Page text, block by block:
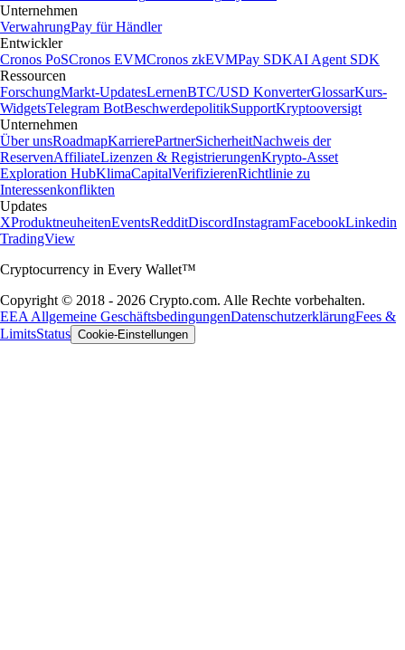
Unternehmen
VerwahrungPay für Händler
Entwickler
Cronos PoSCronos EVMCronos zkEVMPay SDKAI Agent SDK
Ressourcen
ForschungMarkt-UpdatesLernenBTC/USD KonverterGlossarKurs-
WidgetsTelegram BotBeschwerdepolitikSupportKryptooversigt
Unternehmen
Über unsRoadmapKarrierePartnerSicherheitNachweis der
ReservenAffiliateLizenzen & RegistrierungenKrypto-Asset
Exploration HubKlimaCapitalVerifizierenRichtlinie zu
Interessenkonflikten
Updates
XProduktneuheitenEventsRedditDiscordInstagramFacebookLinkedin
TradingView
Cryptocurrency in Every Wallet™
Copyright © 2018 - 2026 Crypto.com. Alle Rechte vorbehalten.
EEA Allgemeine GeschäftsbedingungenDatenschutzerklärungFees &
LimitsStatus Cookie-Einstellungen